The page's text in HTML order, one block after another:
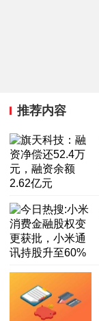
推荐内容